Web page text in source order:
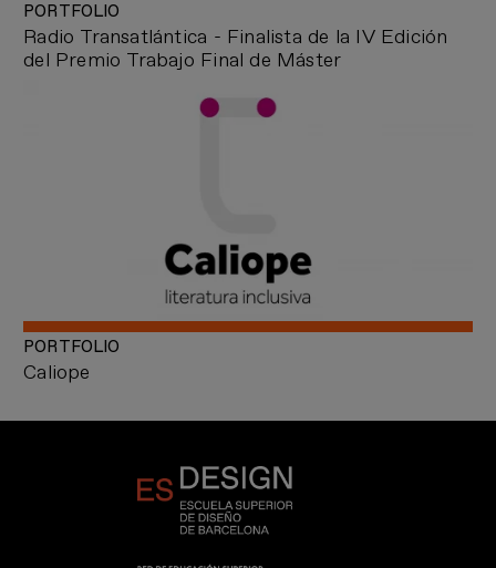
Radio Transatlántica - Finalista de la IV Edición
del Premio Trabajo Final de Máster
PORTFOLIO
Caliope
PORTFOLIO